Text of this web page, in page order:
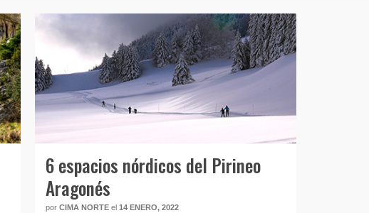
6 espacios nórdicos del Pirineo
Aragonés
porCIMA NORTE el14 ENERO, 2022